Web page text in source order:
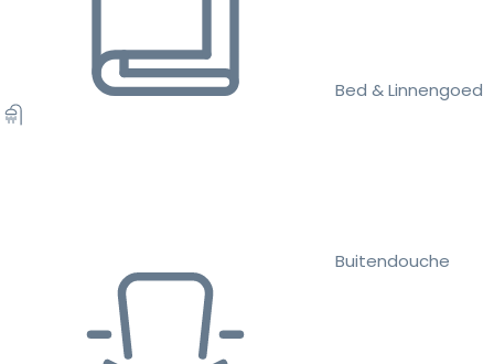
Bed & Linnengoed
Buitendouche